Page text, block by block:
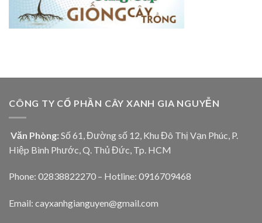
CÔNG TY CỔ PHẦN CÂY XANH GIA NGUYỄN
Văn Phòng: Số 61, Đường số 12, Khu Đô Thị Vạn Phúc, P.
Hiệp Bình Phước, Q. Thủ Đức, Tp. HCM
Phone: 02838822270 – Hotline: 0916709468
Email: cayxanhgianguyen@gmail.com